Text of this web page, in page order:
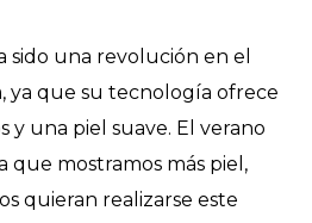
sido una revolución en el
ya que su tecnología ofrece
y una piel suave. El verano
que mostramos más piel,
quieran realizarse este